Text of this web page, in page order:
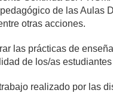
de las Aulas
otras acciones.
las prácticas de
de los/as
realizado por las